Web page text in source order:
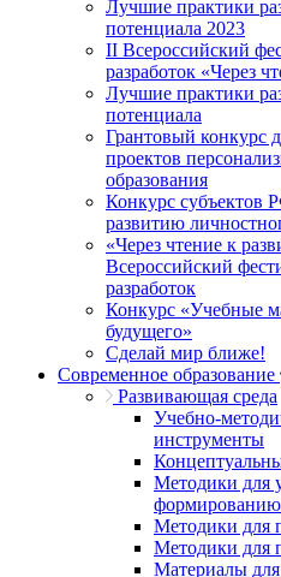
Лучшие практики
потенциала 2023
II Всероссийский
разработок «Через
Лучшие практики
потенциала
Грантовый конкурс
проектов
образования
Конкурс субъектов
развитию
«Через чтение к
Всероссийский
разработок
Конкурс «Учебные
будущего»
Сделай мир ближе!
Современное образование
Развивающая среда
Учебно-
инструменты
Методики для
Методики для
Методики для
Материалы